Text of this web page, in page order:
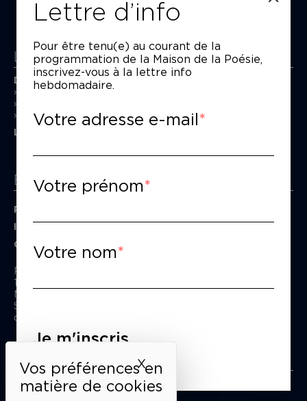
XMasquer le bandeau des
La Maison de la Poésie
Découvrir
En photos
Nos partenaires
L’équipe
Espace pro
Privatiser une salle
Informations techniques
Contact presse
Passage Moliėre
157, rue Saint-Martin - 75003 Paris
M° Rambuteau - RER Les Halles
Standard tél : 01 44 54 53 00
du mardi au samedi de 15h à 18h
Liens utiles
Mentions légales
Lettre d’info
Pour être tenu(e) au courant de la
programmation de la Maison de la Poésie,
inscrivez-vous à la lettre info
hebdomadaire.
Votre adresse e-mail
Votre prénom
Votre nom
Je m'inscris